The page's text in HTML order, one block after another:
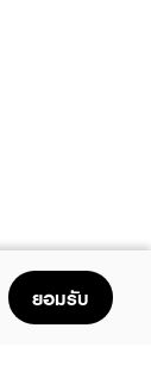
ยอมรับ